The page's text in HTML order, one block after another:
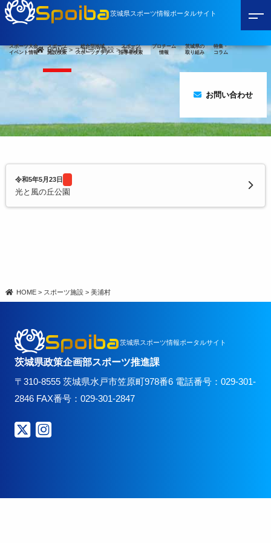
Spoiba茨城県スポーツ情報ポータルサイト
スポーツ大会
イベント情報
スポーツ
施設検索
総合型地域
スポーツクラブ
スポーツ
指導者検索
プロチーム
情報
茨城県の
取り組み
特集・
コラム
お問い合わせ
HOME>スポーツ施設>美浦村
令和5年5月23日
光と風の丘公園
HOME > スポーツ施設 >美浦村
Spoiba茨城県スポーツ情報ポータルサイト
茨城県政策企画部スポーツ推進課
〒310-8555 茨城県水戸市笠原町978番6 電話番号：029-301-
2846 FAX番号：029-301-2847